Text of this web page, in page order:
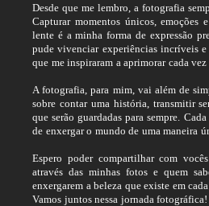
Desde que me lembro, a fotografia
Capturar momentos únicos, emoções
lente é a minha forma de expressão
pude vivenciar experiências incríveis e
que me inspiraram a aprimorar cada
A fotografia, para mim, vai além de
sobre contar uma história, transmitir
que serão guardadas para sempre.
de enxergar o mundo de uma maneira
Espero poder compartilhar com
através das minhas fotos e quem
enxergarem a beleza que existe em
Vamos juntos nessa jornada fotográfica!